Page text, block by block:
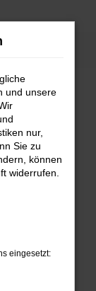
deine
und unsere
nur,
Sie zu
können
widerrufen.
eingesetzt: